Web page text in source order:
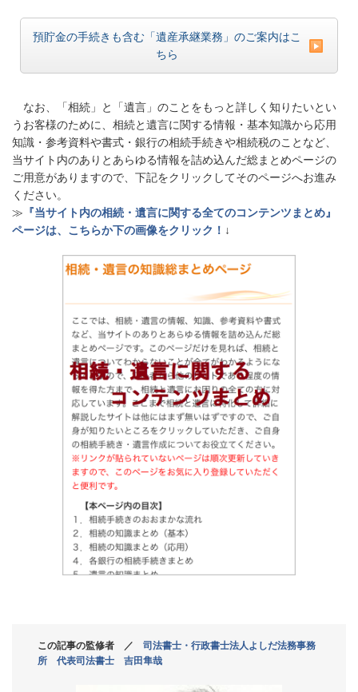
預貯金の手続きも含む「遺産承継業務」のご案内はこ
ちら
なお、「相続」と「遺言」のことをもっと詳しく知りたいとい
うお客様のために、相続と遺言に関する情報・基本知識から応用
知識・参考資料や書式・銀行の相続手続きや相続税のことなど、
当サイト内のありとあらゆる情報を詰め込んだ総まとめページの
ご用意がありますので、下記をクリックしてそのページへお進み
ください。
≫ 『当サイト内の相続・遺言に関する全てのコンテンツまとめ』
ページは、こちらか下の画像をクリック！ ↓
この記事の監修者 ／ 司法書士・行政書士法人よしだ法務事務
所 代表司法書士 吉田隼哉